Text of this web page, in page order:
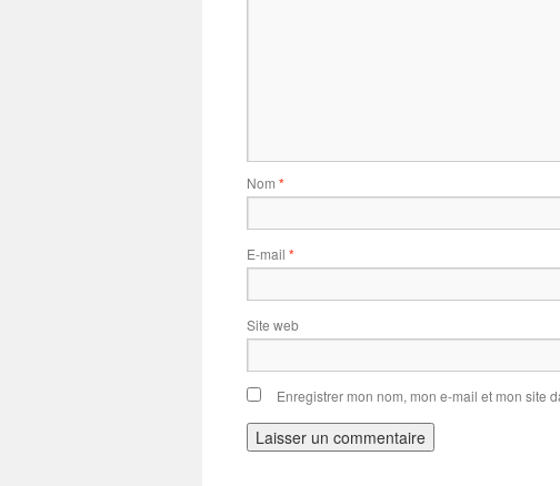
Nom *
E-mail *
Site web
Enregistrer mon nom, mon e-mail et mon site